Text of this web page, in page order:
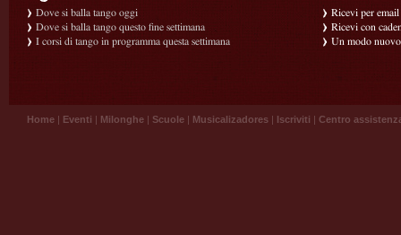
Dove si balla tango oggi
Dove si balla tango questo fine settimana
I corsi di tango in programma questa settimana
Ricevi per
Ricevi con
Un modo
Home | Eventi | Milonghe | Scuole | Musicalizadores | Iscriviti | Centro